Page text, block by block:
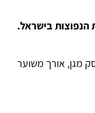
הנפוצות בישראל.
מגן, אורך משוער